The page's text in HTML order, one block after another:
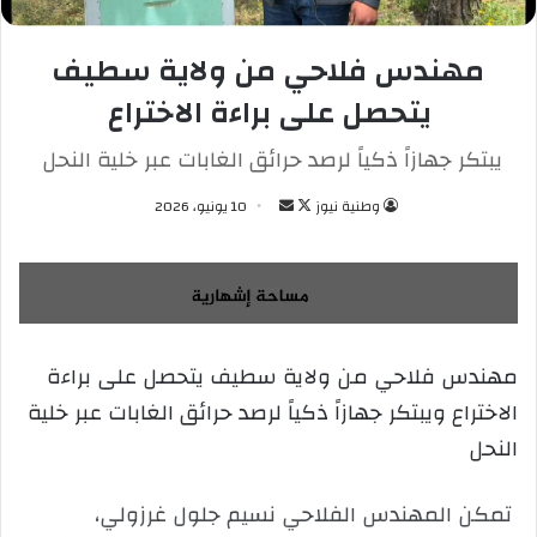
مهندس فلاحي من ولاية سطيف
يتحصل على براءة الاختراع
يبتكر جهازاً ذكياً لرصد حرائق الغابات عبر خلية النحل
وطنية نيوز
ت
ب
ع
ع
ى
X
س
ل
ب
ي
د
ك
10 يونيو، 2026
مهندس فلاحي من ولاية سطيف يتحصل على براءة
الاختراع ويبتكر جهازاً ذكياً لرصد حرائق الغابات عبر خلية
النحل
تمكن المهندس الفلاحي نسيم جلول غرزولي،